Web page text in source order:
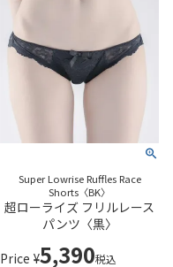
Super Lowrise Ruffles Race
Shorts〈BK〉
超ローライズ フリルレース
パンツ〈黒〉
Price ¥5,390税込